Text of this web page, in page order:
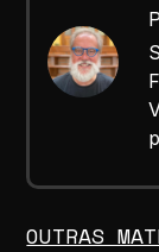
OUTRAS